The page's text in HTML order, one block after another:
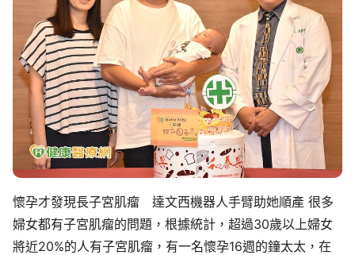
懷孕才發現長子宮肌瘤 達文西機器人手臂助她順產 很多
婦女都有子宮肌瘤的問題，根據統計，超過30歲以上婦女
將近20%的人有子宮肌瘤，有一名懷孕16週的鐘太太，在